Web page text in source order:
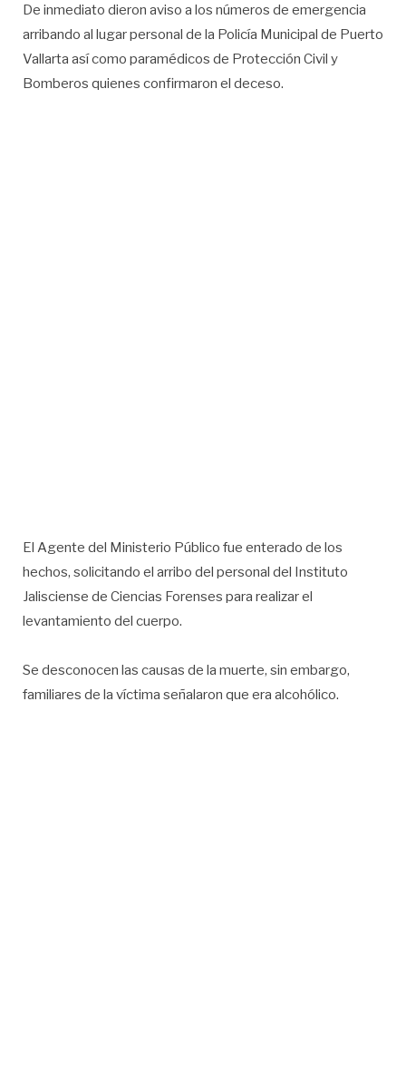
De inmediato dieron aviso a los números de emergencia
arribando al lugar personal de la Policía Municipal de Puerto
Vallarta así como paramédicos de Protección Civil y
Bomberos quienes confirmaron el deceso.
El Agente del Ministerio Público fue enterado de los
hechos, solicitando el arribo del personal del Instituto
Jalisciense de Ciencias Forenses para realizar el
levantamiento del cuerpo.
Se desconocen las causas de la muerte, sin embargo,
familiares de la víctima señalaron que era alcohólico.